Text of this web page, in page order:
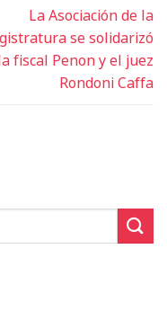
La Asociación de la
se solidarizó
fiscal Penon y el juez
Rondoni Caffa